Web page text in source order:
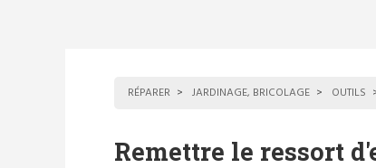
RÉPARER JARDINAGE, BRICOLAGE OUTILS
Remettre le ressort